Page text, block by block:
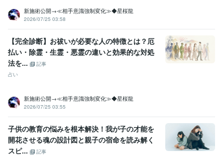
新施術公開→≪相手意識強制変化≫◆星桜龍
2026/07/25 03:58
【完全診断】お祓いが必要な人の特徴とは？厄
払い・除霊・生霊・悪霊の違いと効果的な対処
法を...
記事
占い
新施術公開→≪相手意識強制変化≫◆星桜龍
2026/07/25 03:55
子供の教育の悩みを根本解決！我が子の才能を
開花させる魂の設計図と親子の宿命を読み解く
スピ...
記事